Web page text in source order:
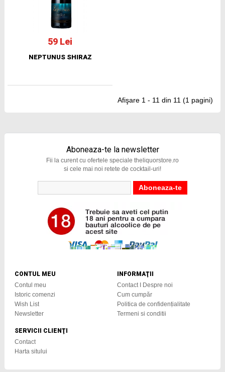
59 Lei
NEPTUNUS SHIRAZ
Afişare 1 - 11 din 11 (1 pagini)
Aboneaza-te la newsletter
Fii la curent cu ofertele speciale theliquorstore.ro
si cele mai noi retete de cocktail-uri!
CONTUL MEU
Contul meu
Istoric comenzi
Wish List
Newsletter
SERVICII CLIENŢI
Contact
Harta sitului
INFORMAŢII
Contact I Despre noi
Cum cumpăr
Politica de confidențialitate
Termeni si conditii